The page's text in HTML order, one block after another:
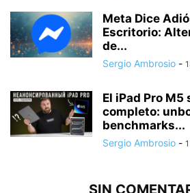
Meta Dice
Escritorio:
de...
Sergio Ambrosio -
El iPad Pro
completo:
benchmarks...
Sergio Ambrosio -
SIN